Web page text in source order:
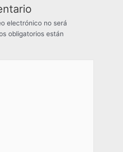
electrónico no será
obligatorios están